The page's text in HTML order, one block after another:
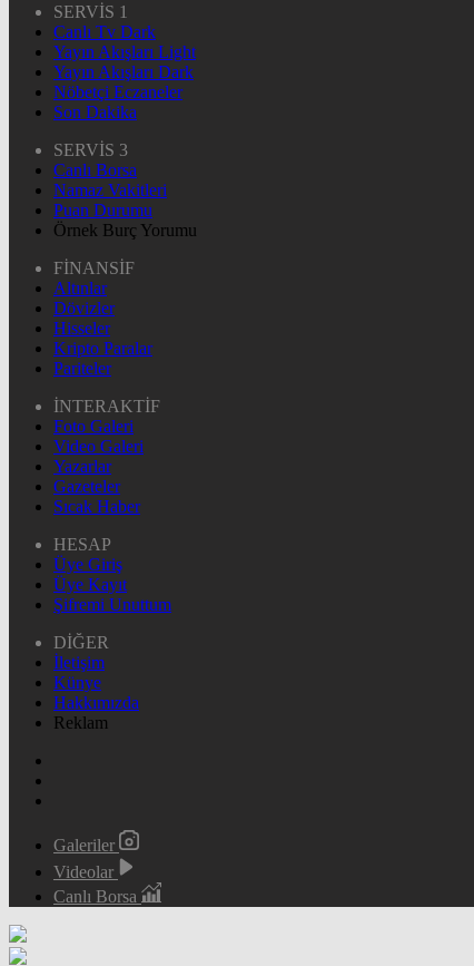
SERVİS 1
Canlı Tv Dark
Yayın Akışları Light
Yayın Akışları Dark
Nöbetçi Eczaneler
Son Dakika
SERVİS 3
Canlı Borsa
Namaz Vakitleri
Puan Durumu
Örnek Burç Yorumu
FİNANSİF
Altınlar
Dövizler
Hisseler
Kripto Paralar
Pariteler
İNTERAKTİF
Foto Galeri
Video Galeri
Yazarlar
Gazeteler
Sıcak Haber
HESAP
Üye Giriş
Üye Kayıt
Şifremi Unuttum
DİĞER
İletişim
Künye
Hakkımızda
Reklam
Galeriler
Videolar
Canlı Borsa